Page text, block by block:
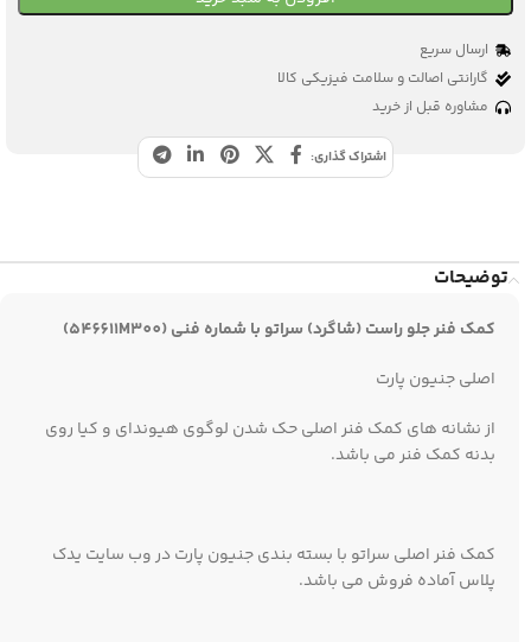
ارسال سریع
گارانتی اصالت و سلامت فیزیکی کالا
مشاوره قبل از خرید
اشتراک گذاری:
توضیحات
کمک فنر جلو راست (شاگرد) سراتو با شماره فنی (546611M300)
اصلی جنیون پارت
از نشانه های کمک فنر اصلی حک شدن لوگوی هیوندای و کیا روی
بدنه کمک فنر می باشد.
کمک فنر اصلی سراتو با بسته بندی جنیون پارت در وب سایت یدک
پلاس آماده فروش می باشد.